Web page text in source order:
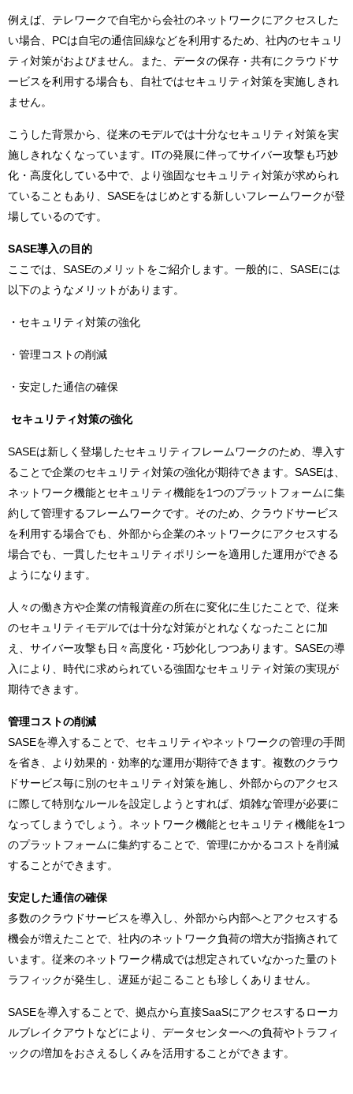
例えば、テレワークで自宅から会社のネットワークにアクセスした
い場合、PCは自宅の通信回線などを利用するため、社内のセキュリ
ティ対策がおよびません。また、データの保存・共有にクラウドサ
ービスを利用する場合も、自社ではセキュリティ対策を実施しきれ
ません。
こうした背景から、従来のモデルでは十分なセキュリティ対策を実
施しきれなくなっています。ITの発展に伴ってサイバー攻撃も巧妙
化・高度化している中で、より強固なセキュリティ対策が求められ
ていることもあり、SASEをはじめとする新しいフレームワークが登
場しているのです。
SASE導入の目的
ここでは、SASEのメリットをご紹介します。一般的に、SASEには
以下のようなメリットがあります。
・セキュリティ対策の強化
・管理コストの削減
・安定した通信の確保
セキュリティ対策の強化
SASEは新しく登場したセキュリティフレームワークのため、導入す
ることで企業のセキュリティ対策の強化が期待できます。SASEは、
ネットワーク機能とセキュリティ機能を1つのプラットフォームに集
約して管理するフレームワークです。そのため、クラウドサービス
を利用する場合でも、外部から企業のネットワークにアクセスする
場合でも、一貫したセキュリティポリシーを適用した運用ができる
ようになります。
人々の働き方や企業の情報資産の所在に変化に生じたことで、従来
のセキュリティモデルでは十分な対策がとれなくなったことに加
え、サイバー攻撃も日々高度化・巧妙化しつつあります。SASEの導
入により、時代に求められている強固なセキュリティ対策の実現が
期待できます。
管理コストの削減
SASEを導入することで、セキュリティやネットワークの管理の手間
を省き、より効果的・効率的な運用が期待できます。複数のクラウ
ドサービス毎に別のセキュリティ対策を施し、外部からのアクセス
に際して特別なルールを設定しようとすれば、煩雑な管理が必要に
なってしまうでしょう。ネットワーク機能とセキュリティ機能を1つ
のプラットフォームに集約することで、管理にかかるコストを削減
することができます。
安定した通信の確保
多数のクラウドサービスを導入し、外部から内部へとアクセスする
機会が増えたことで、社内のネットワーク負荷の増大が指摘されて
います。従来のネットワーク構成では想定されていなかった量のト
ラフィックが発生し、遅延が起こることも珍しくありません。
SASEを導入することで、拠点から直接SaaSにアクセスするローカ
ルブレイクアウトなどにより、データセンターへの負荷やトラフィ
ックの増加をおさえるしくみを活用することができます。